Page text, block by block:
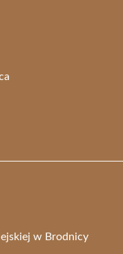
w Brodnicy